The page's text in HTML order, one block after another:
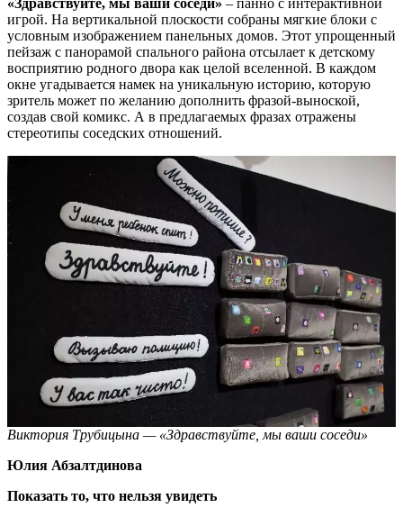
игрой. На вертикальной плоскости собраны мягкие блоки с
условным изображением панельных домов. Этот упрощенный
пейзаж с панорамой спального района отсылает к детскому
восприятию родного двора как целой вселенной. В каждом
окне угадывается намек на уникальную историю, которую
зритель может по желанию дополнить фразой-выноской,
создав свой комикс. А в предлагаемых фразах отражены
стереотипы соседских отношений.
Виктория Трубицына — «Здравствуйте, мы ваши соседи»
Юлия Абзалтдинова
Показать то, что нельзя увидеть